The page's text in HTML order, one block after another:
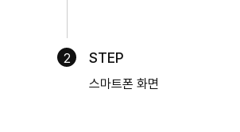
2 STEP
스마트폰 화면